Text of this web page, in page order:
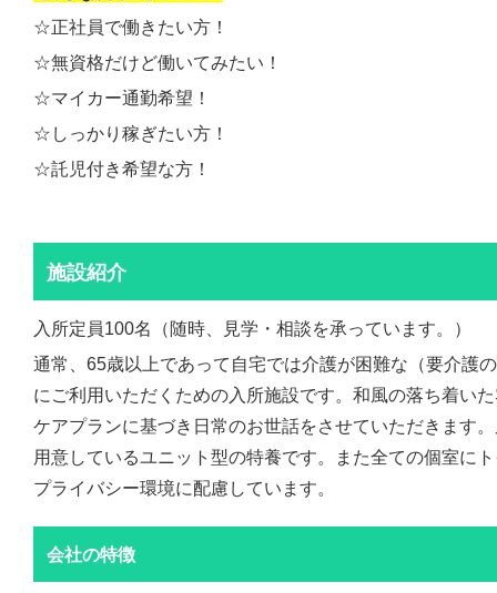
☆正社員で働きたい方！
☆無資格だけど働いてみたい！
☆マイカー通勤希望！
☆しっかり稼ぎたい方！
☆託児付き希望な方！
施設紹介
入所定員100名（随時、見学・相談を承っています。）
通常、65歳以上であって自宅では介護が困難な（要介護
にご利用いただくための入所施設です。和風の落ち着い
ケアプランに基づき日常のお世話をさせていただきます
用意しているユニット型の特養です。また全ての個室に
プライバシー環境に配慮しています。
会社の特徴